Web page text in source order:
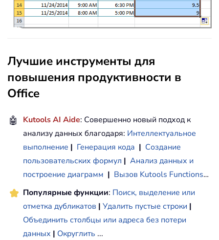
Лучшие инструменты для
повышения продуктивности в
Office
🤖 Kutools AI Aide: Совершенно новый подход к
анализу данных благодаря: Интеллектуальное
выполнение | Генерация кода | Создание
пользовательских формул | Анализ данных и
построение диаграмм | Вызов Kutools Functions…
Популярные функции: Поиск, выделение или
отметка дубликатов | Удалить пустые строки |
Объединить столбцы или адреса без потери
данных | Округлить ...